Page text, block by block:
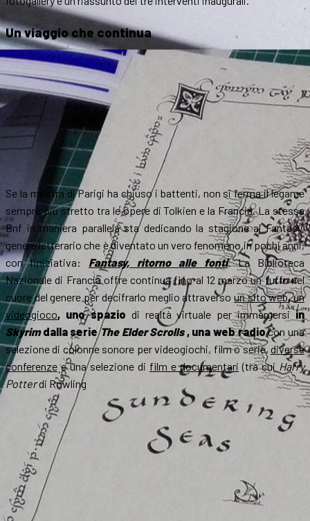
Un viaggio che continua
Se la mostra di Parigi ha chiuso i battenti, non si ferma il legame
sempre più stretto tra le opere di Tolkien e la Francia. La stessa
Bnf in maniera parallela sta dedicando la stagione al Fantasy,
genere letterario che è diventato un vero fenomeno in pochi anni,
con l’iniziativa: Fantasy, ritorno alle fonti. La Biblioteca
Nazionale di Francia offre continua fino al 12 marzo un tuffo nel
cuore del genere per decifrarlo meglio attraverso un sito web,un
videogioco, uno spazio di realtà virtuale per immergersiin
Skyrimdalla serieThe Elder Scrolls, una web radiocon una
selezione di colonne sonore per videogiochi, film o serie,diverse
conferenzee una selezione di film e documentari (tra cui Harry
Potterdi Rowling